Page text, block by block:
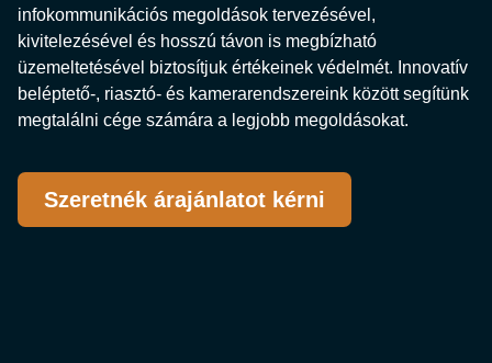
infokommunikációs megoldások tervezésével,
kivitelezésével és hosszú távon is megbízható
üzemeltetésével biztosítjuk értékeinek védelmét. Innovatív
beléptető-, riasztó- és kamerarendszereink között segítünk
megtalálni cége számára a legjobb megoldásokat.
Szeretnék árajánlatot kérni